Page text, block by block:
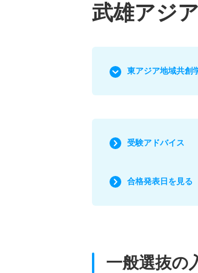
武雄アジ
東アジア地域共創
受験アドバイス
合格発表日を見る
一般選抜の